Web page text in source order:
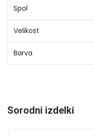
Spol
Velikost
Barva
Sorodni izdelki